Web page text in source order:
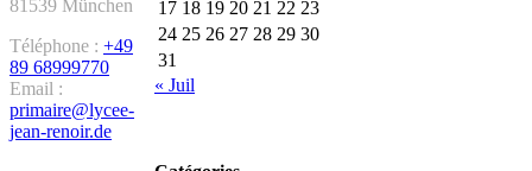
17 18 19 20 21 22 23
24 25 26 27 28 29 30
31
« Juil
81539 München
Téléphone : +49
89 68999770
Email :
primaire@lycee-
jean-renoir.de